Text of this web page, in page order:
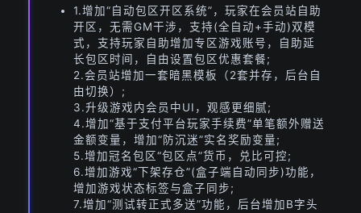
1.增加“自动包区开区系统”，玩家在会员站自助
开区，无需GM干涉，支持(全自动+手动)双模
式，支持玩家自助增加专区游戏账号，自助延
长包区时间，自由设置包区优惠套餐;
2.会员站增加一套暗黑模板（2套并存，后台自
由切换）;
3.升级游戏内会员中UI，观感更细腻;
4.增加“基于支付平台玩家手续费”单笔额外赠送
金额变量，增加“防沉迷”实名奖励变量;
5.增加冠名包区“包区点”货币，兑比可控;
6.增加游戏“下架存仓”(盒子端自动同步)功能，
增加游戏状态标签与盒子同步;
7.增加“测试转正式多送”功能，后台增加B字头